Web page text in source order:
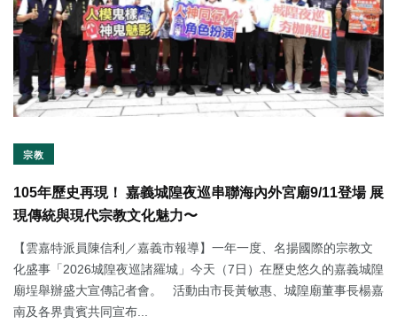
宗教
105年歷史再現！ 嘉義城隍夜巡串聯海內外宮廟9/11登場 展
現傳統與現代宗教文化魅力〜
【雲嘉特派員陳信利／嘉義市報導】一年一度、名揚國際的宗教文
化盛事「2026城隍夜巡諸羅城」今天（7日）在歷史悠久的嘉義城隍
廟埕舉辦盛大宣傳記者會。 活動由市長黃敏惠、城隍廟董事長楊嘉
南及各界貴賓共同宣布...